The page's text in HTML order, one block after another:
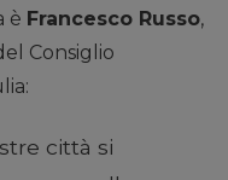
è Francesco Russo,
Consiglio
città si